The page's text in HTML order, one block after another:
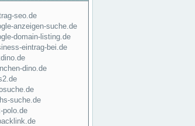
seo.de
anzeigen-suche.de
domain-listing.de
eintrag-bei.de
dino.de
suche.de
polo.de